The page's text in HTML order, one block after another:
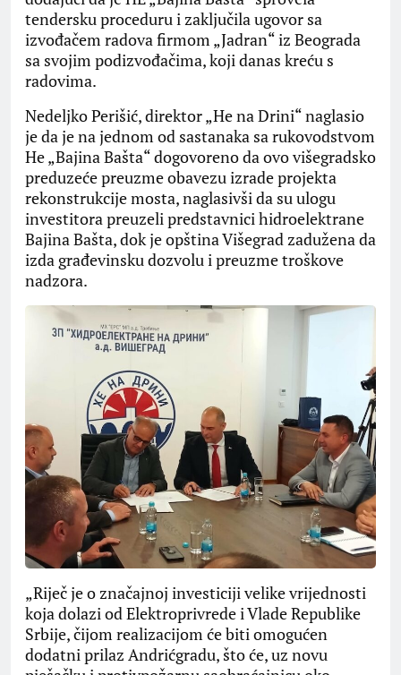
tendersku proceduru i zaključila ugovor sa
izvođačem radova firmom „Jadran“ iz Beograda
sa svojim podizvođačima, koji danas kreću s
radovima.
Nedeljko Perišić, direktor „He na Drini“ naglasio
je da je na jednom od sastanaka sa rukovodstvom
He „Bajina Bašta“ dogovoreno da ovo višegradsko
preduzeće preuzme obavezu izrade projekta
rekonstrukcije mosta, naglasivši da su ulogu
investitora preuzeli predstavnici hidroelektrane
Bajina Bašta, dok je opština Višegrad zadužena da
izda građevinsku dozvolu i preuzme troškove
nadzora.
„Riječ je o značajnoj investiciji velike vrijednosti
koja dolazi od Elektroprivrede i Vlade Republike
Srbije, čijom realizacijom će biti omogućen
dodatni prilaz Andrićgradu, što će, uz novu